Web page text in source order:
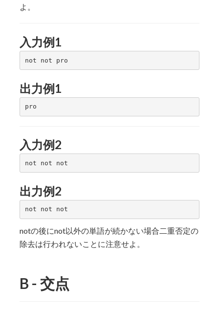
よ。
入力例1
出力例1
入力例2
出力例2
notの後にnot以外の単語が続かない場合二重否定の
除去は行われないことに注意せよ。
B - 交点